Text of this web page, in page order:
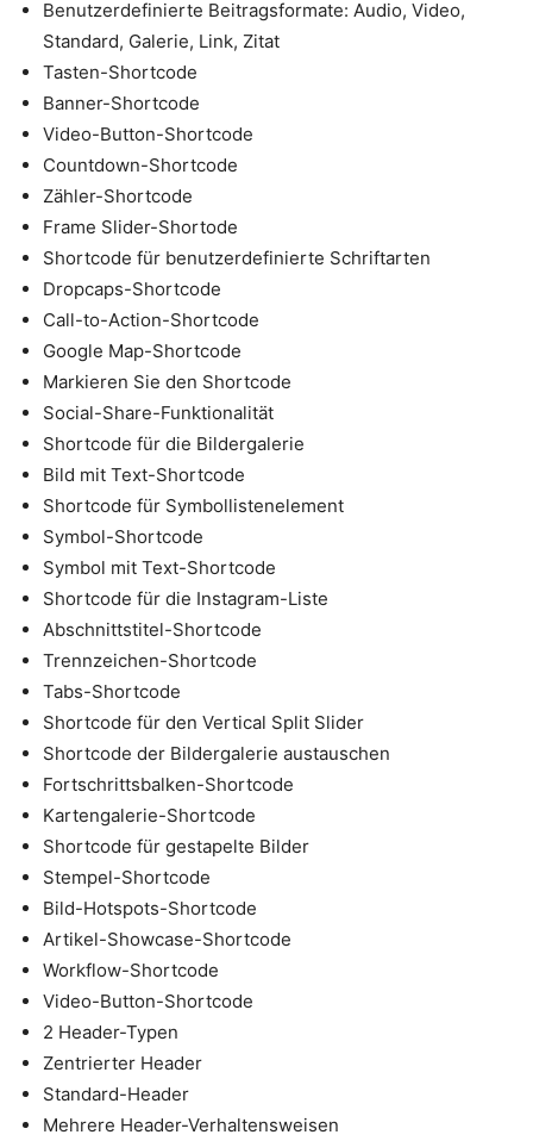
Benutzerdefinierte Beitragsformate: Audio, Video,
Standard, Galerie, Link, Zitat
Tasten-Shortcode
Banner-Shortcode
Video-Button-Shortcode
Countdown-Shortcode
Zähler-Shortcode
Frame Slider-Shortode
Shortcode für benutzerdefinierte Schriftarten
Dropcaps-Shortcode
Call-to-Action-Shortcode
Google Map-Shortcode
Markieren Sie den Shortcode
Social-Share-Funktionalität
Shortcode für die Bildergalerie
Bild mit Text-Shortcode
Shortcode für Symbollistenelement
Symbol-Shortcode
Symbol mit Text-Shortcode
Shortcode für die Instagram-Liste
Abschnittstitel-Shortcode
Trennzeichen-Shortcode
Tabs-Shortcode
Shortcode für den Vertical Split Slider
Shortcode der Bildergalerie austauschen
Fortschrittsbalken-Shortcode
Kartengalerie-Shortcode
Shortcode für gestapelte Bilder
Stempel-Shortcode
Bild-Hotspots-Shortcode
Artikel-Showcase-Shortcode
Workflow-Shortcode
Video-Button-Shortcode
2 Header-Typen
Zentrierter Header
Standard-Header
Mehrere Header-Verhaltensweisen